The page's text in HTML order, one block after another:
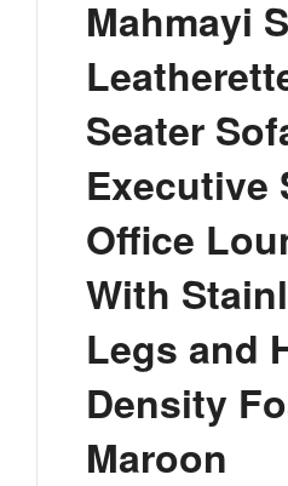
Mahmayi
Seater
Executive
Office
With
Legs and
Density
Maroon